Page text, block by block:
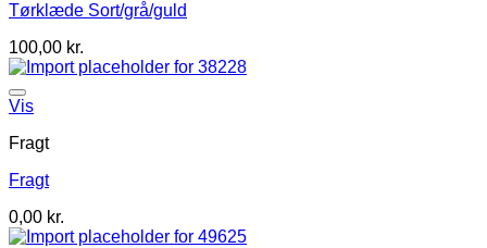
Tørklæde Sort/grå/guld
100,00 kr.
Vis
Fragt
Fragt
0,00 kr.